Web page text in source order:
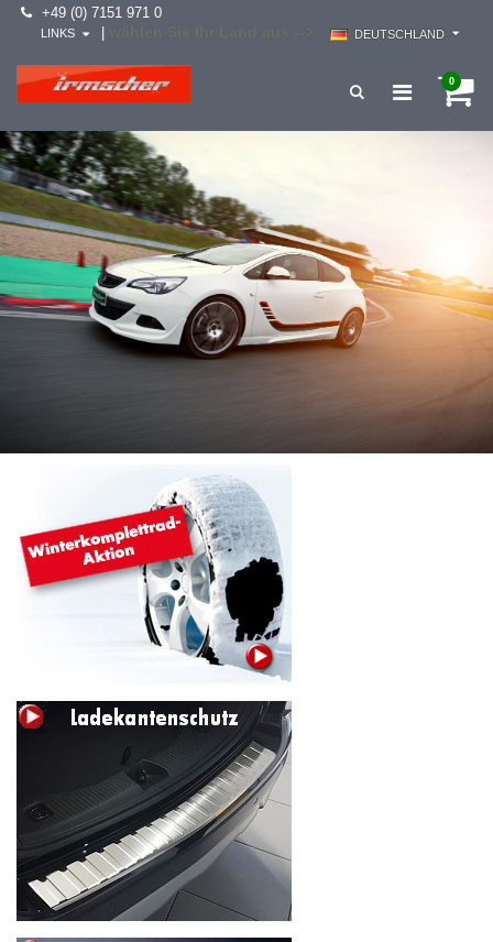
+49 (0) 7151 971 0
DEUTSCHLAND
LINKS
0